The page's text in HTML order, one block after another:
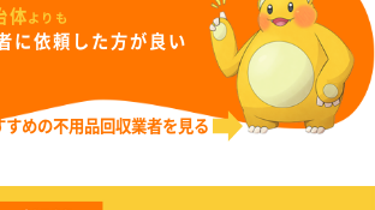
体よりも
に依頼した方が良い
すめの不用品回収業者を見る